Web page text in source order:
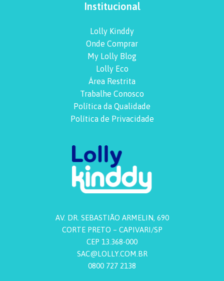
Institucional
Lolly Kinddy
Onde Comprar
My Lolly Blog
Lolly Eco
Área Restrita
Trabalhe Conosco
Política da Qualidade
Política de Privacidade
AV. DR. SEBASTIÃO ARMELIN, 690
CORTE PRETO – CAPIVARI/SP
CEP 13.368-000
SAC@LOLLY.COM.BR
0800 727 2138